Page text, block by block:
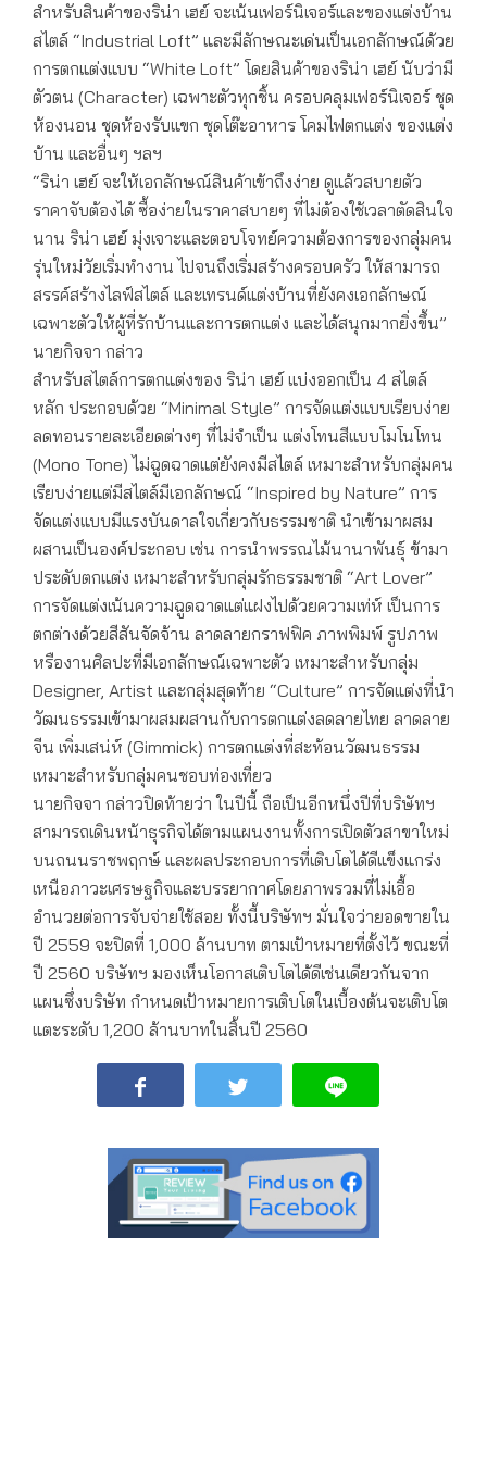
สำหรับสินค้าของริน่า เฮย์ จะเน้นเฟอร์นิเจอร์และของแต่งบ้าน
สไตล์ “Industrial Loft” และมีลักษณะเด่นเป็นเอกลักษณ์ด้วย
การตกแต่งแบบ “White Loft” โดยสินค้าของริน่า เฮย์ นับว่ามี
ตัวตน (Character) เฉพาะตัวทุกชิ้น ครอบคลุมเฟอร์นิเจอร์ ชุด
ห้องนอน ชุดห้องรับแขก ชุดโต๊ะอาหาร โคมไฟตกแต่ง ของแต่ง
บ้าน และอื่นๆ ฯลฯ
“ริน่า เฮย์ จะให้เอกลักษณ์สินค้าเข้าถึงง่าย ดูแล้วสบายตัว
ราคาจับต้องได้ ซื้อง่ายในราคาสบายๆ ที่ไม่ต้องใช้เวลาตัดสินใจ
นาน ริน่า เฮย์ มุ่งเจาะและตอบโจทย์ความต้องการของกลุ่มคน
รุ่นใหม่วัยเริ่มทำงาน ไปจนถึงเริ่มสร้างครอบครัว ให้สามารถ
สรรค์สร้างไลฟ์สไตล์ และเทรนด์แต่งบ้านที่ยังคงเอกลักษณ์
เฉพาะตัวให้ผู้ที่รักบ้านและการตกแต่ง และได้สนุกมากยิ่งขึ้น”
นายกิจจา กล่าว
สำหรับสไตล์การตกแต่งของ ริน่า เฮย์ แบ่งออกเป็น 4 สไตล์
หลัก ประกอบด้วย “Minimal Style” การจัดแต่งแบบเรียบง่าย
ลดทอนรายละเอียดต่างๆ ที่ไม่จำเป็น แต่งโทนสีแบบโมโนโทน
(Mono Tone) ไม่ฉูดฉาดแต่ยังคงมีสไตล์ เหมาะสำหรับกลุ่มคน
เรียบง่ายแต่มีสไตล์มีเอกลักษณ์ “Inspired by Nature” การ
จัดแต่งแบบมีแรงบันดาลใจเกี่ยวกับธรรมชาติ นำเข้ามาผสม
ผสานเป็นองค์ประกอบ เช่น การนำพรรณไม้นานาพันธุ์ ข้ามา
ประดับตกแต่ง เหมาะสำหรับกลุ่มรักธรรมชาติ “Art Lover”
การจัดแต่งเน้นความฉูดฉาดแต่แฝงไปด้วยความเท่ห์ เป็นการ
ตกต่างด้วยสีสันจัดจ้าน ลาดลายกราฟฟิค ภาพพิมพ์ รูปภาพ
หรืองานศิลปะที่มีเอกลักษณ์เฉพาะตัว เหมาะสำหรับกลุ่ม
Designer, Artist และกลุ่มสุดท้าย “Culture” การจัดแต่งที่นำ
วัฒนธรรมเข้ามาผสมผสานกับการตกแต่งลดลายไทย ลาดลาย
จีน เพิ่มเสน่ห์ (Gimmick) การตกแต่งที่สะท้อนวัฒนธรรม
เหมาะสำหรับกลุ่มคนชอบท่องเที่ยว
นายกิจจา กล่าวปิดท้ายว่า ในปีนี้ ถือเป็นอีกหนึ่งปีที่บริษัทฯ
สามารถเดินหน้าธุรกิจได้ตามแผนงานทั้งการเปิดตัวสาขาใหม่
บนถนนราชพฤกษ์ และผลประกอบการที่เติบโตได้ดีแข็งแกร่ง
เหนือภาวะเศรษฐกิจและบรรยากาศโดยภาพรวมที่ไม่เอื้อ
อำนวยต่อการจับจ่ายใช้สอย ทั้งนี้บริษัทฯ มั่นใจว่ายอดขายใน
ปี 2559 จะปิดที่ 1,000 ล้านบาท ตามเป้าหมายที่ตั้งไว้ ขณะที่
ปี 2560 บริษัทฯ มองเห็นโอกาสเติบโตได้ดีเช่นเดียวกันจาก
แผนซึ่งบริษัท กำหนดเป้าหมายการเติบโตในเบื้องต้นจะเติบโต
แตะระดับ 1,200 ล้านบาทในสิ้นปี 2560